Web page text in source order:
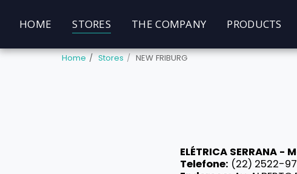
HOME STORES THE COMPANY PRODUCTS
Home Stores NEW FRIBURG
ELÉTRICA SERRANA
Telefone: (22) 2522-